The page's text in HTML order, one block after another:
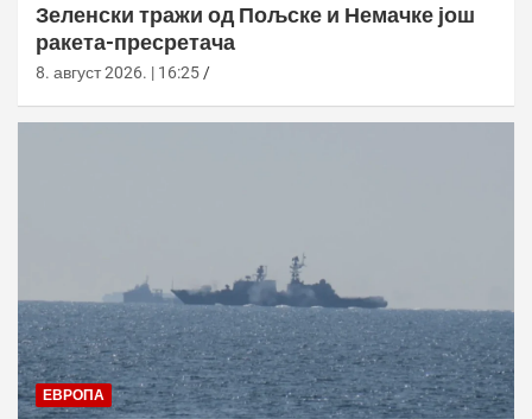
Зеленски тражи од Пољске и Немачке још
ракета-пресретача
8. август 2026. | 16:25
ЕВРОПА